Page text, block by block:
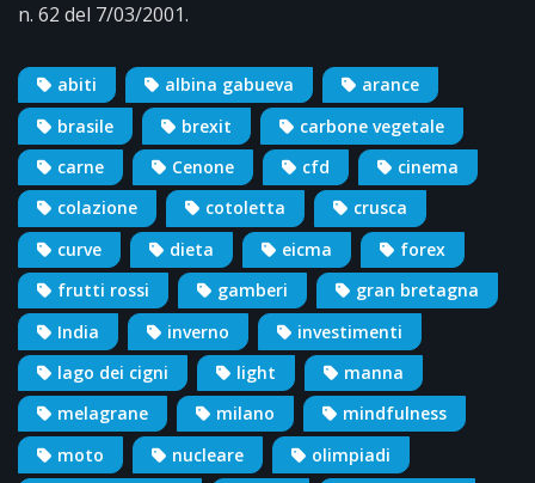
n. 62 del 7/03/2001.
abiti albina gabueva
arance
brasile
brexit
carbone vegetale
carne
Cenone cfd
cinema
colazione
cotoletta
crusca
curve
dieta eicma
forex
frutti rossi
gamberi
gran bretagna
India
inverno
investimenti
lago dei cigni
light
manna
melagrane
milano
mindfulness
moto
nucleare
olimpiadi